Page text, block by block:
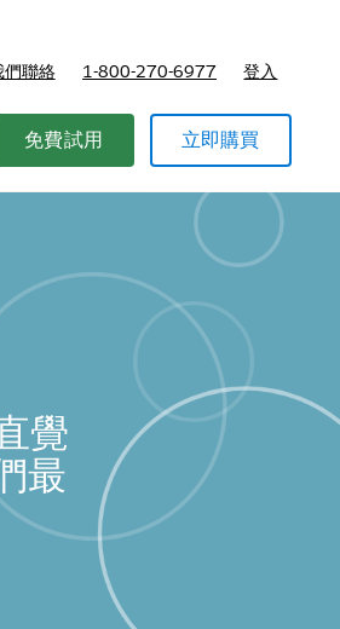
們聯絡 1-800-270-6977 登入
免費試用 立即購買
覺
最